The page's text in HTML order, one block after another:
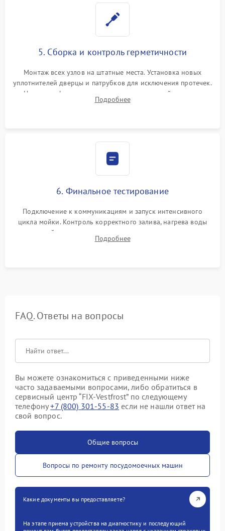
5. Сборка и контроль герметичности
Монтаж всех узлов на штатные места. Установка новых
уплотнителей дверцы и патрубков для исключения протечек.
Надежная фиксация хомутов гидравлической системы,
сборка корпуса и установка датчика поплавка.
Подробнее
6. Финальное тестирование
Подключение к коммуникациям и запуск интенсивного
цикла мойки. Контроль корректного залива, нагрева воды
до нужной температуры, отсутствия посторонних шумов,
штатного слива и абсолютной сухости в поддоне.
Подробнее
FAQ. Ответы на вопросы
Вы можете ознакомиться с приведенными ниже
часто задаваемыми вопросами, либо обратиться в
сервисный центр “FIX-Vestfrost” по следующему
телефону+7 (800) 301-55-83 если не нашли ответ на
свой вопрос.
Общие вопросы
Вопросы по ремонту посудомоечных машин
Какие документы вы предоставляете?
На этапе приема устройства на диагностику и последующий